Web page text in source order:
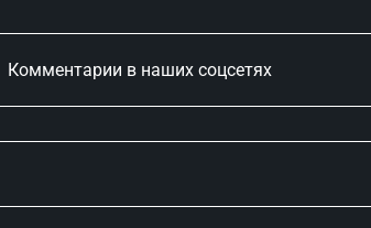
Комментарии в наших соцсетях